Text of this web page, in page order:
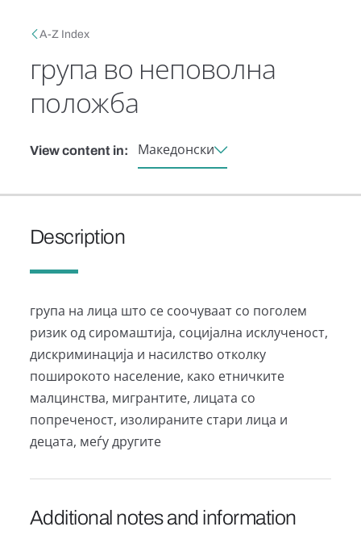
Breadcrumb
A-Z Index
група во неповолна
положба
View content in: Македонски
Description
група на лица што се соочуваат со поголем
ризик од сиромаштија, социјална исклученост,
дискриминација и насилство отколку
поширокото население, како етничките
малцинства, мигрантите, лицата со
попреченост, изолираните стари лица и
децата, меѓу другите
Additional notes and information